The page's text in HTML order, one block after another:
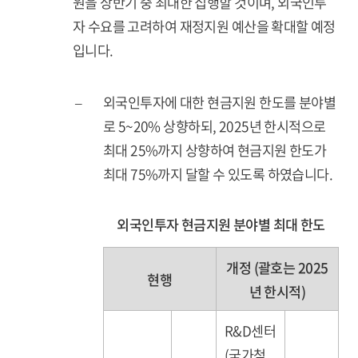
자 수요를 고려하여 재정지원 예산을 확대할 예정
입니다.
–
외국인투자에 대한 현금지원 한도를 분야별
로 5~20% 상향하되, 2025년 한시적으로
최대 25%까지 상향하여 현금지원 한도가
최대 75%까지 달할 수 있도록 하였습니다.
외국인투자 현금지원 분야별 최대 한도
현행
개정 (괄호는 2025
년 한시적)
R&D센터